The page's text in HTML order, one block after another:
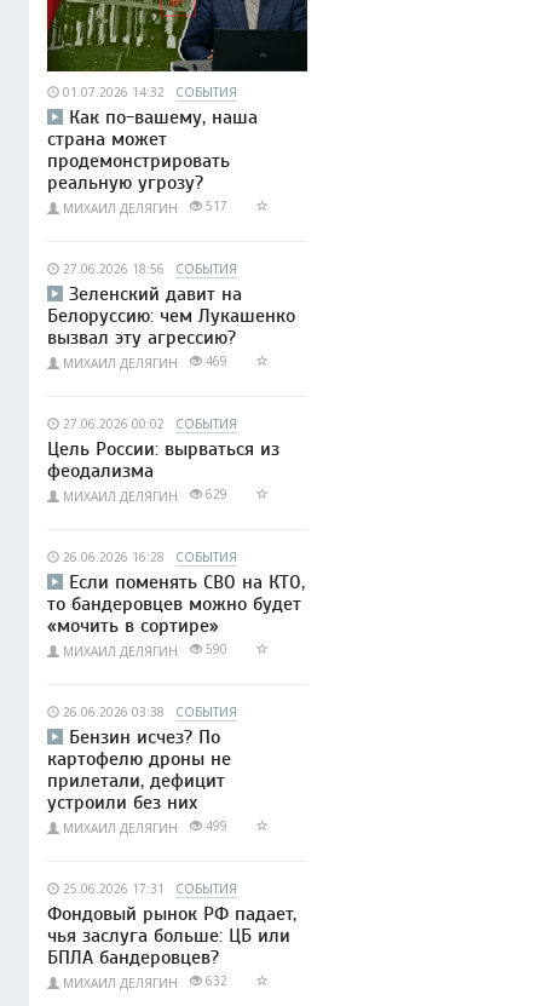
01.07.2026 14:32 СОБЫТИЯ
Как по-вашему, наша
страна может
продемонстрировать
реальную угрозу?
МИХАИЛ ДЕЛЯГИН 517
27.06.2026 18:56 СОБЫТИЯ
Зеленский давит на
Белоруссию: чем Лукашенко
вызвал эту агрессию?
МИХАИЛ ДЕЛЯГИН 469
27.06.2026 00:02 СОБЫТИЯ
Цель России: вырваться из
феодализма
МИХАИЛ ДЕЛЯГИН 629
26.06.2026 16:28 СОБЫТИЯ
Если поменять СВО на КТО,
то бандеровцев можно будет
«мочить в сортире»
МИХАИЛ ДЕЛЯГИН 590
26.06.2026 03:38 СОБЫТИЯ
Бензин исчез? По
картофелю дроны не
прилетали, дефицит
устроили без них
МИХАИЛ ДЕЛЯГИН 499
25.06.2026 17:31 СОБЫТИЯ
Фондовый рынок РФ падает,
чья заслуга больше: ЦБ или
БПЛА бандеровцев?
МИХАИЛ ДЕЛЯГИН 632